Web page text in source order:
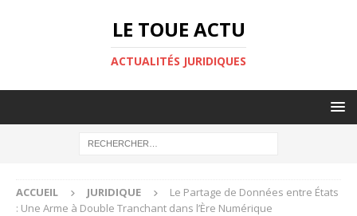
LE TOUE ACTU
ACTUALITÉS JURIDIQUES
ACCUEIL JURIDIQUE
Le Partage de Données entre États
: Une Arme à Double Tranchant dans l’Ère Numérique